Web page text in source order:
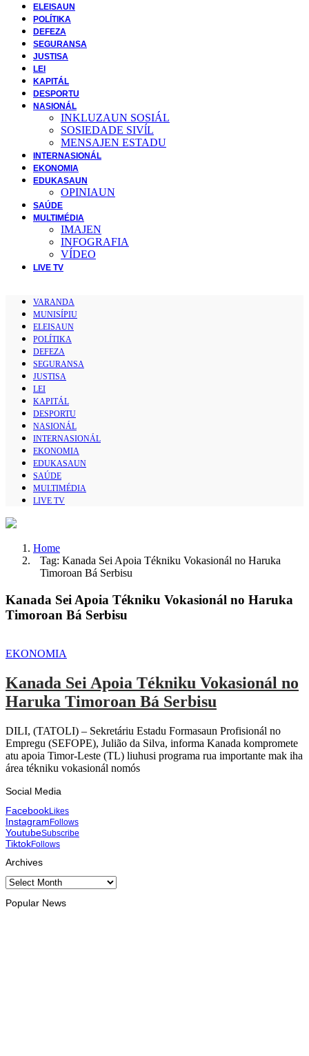
ELEISAUN
POLÍTIKA
DEFEZA
SEGURANSA
JUSTISA
LEI
KAPITÁL
DESPORTU
NASIONÁL
INKLUZAUN SOSIÁL
SOSIEDADE SIVĺL
MENSAJEN ESTADU
INTERNASIONÁL
EKONOMIA
EDUKASAUN
OPINIAUN
SAÚDE
MULTIMÉDIA
IMAJEN
INFOGRAFIA
VÍDEO
LIVE TV
VARANDA
MUNISÍPIU
ELEISAUN
POLÍTIKA
DEFEZA
SEGURANSA
JUSTISA
LEI
KAPITÁL
DESPORTU
NASIONÁL
INTERNASIONÁL
EKONOMIA
EDUKASAUN
SAÚDE
MULTIMÉDIA
LIVE TV
Home
Tag: Kanada Sei Apoia Tékniku Vokasionál no Haruka
Timoroan Bá Serbisu
Kanada Sei Apoia Tékniku Vokasionál no Haruka
Timoroan Bá Serbisu
EKONOMIA
Kanada Sei Apoia Tékniku Vokasionál no
Haruka Timoroan Bá Serbisu
DILI, (TATOLI) – Sekretáriu Estadu Formasaun Profisionál no
Empregu (SEFOPE), Julião da Silva, informa Kanada kompromete
atu apoia Timor-Leste (TL) liuhusi programa rua importante mak iha
área tékniku vokasionál nomós
Social Media
FacebookLikes
InstagramFollows
YoutubeSubscribe
TiktokFollows
Archives
Archives
Popular News